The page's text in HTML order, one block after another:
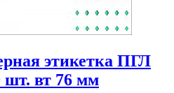
этикетка ПГЛ
шт. вт 76 мм